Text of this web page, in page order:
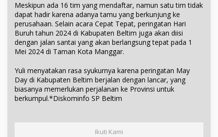
Meskipun ada 16 tim yang mendaftar, namun satu tim tidak
dapat hadir karena adanya tamu yang berkunjung ke
perusahaan. Selain acara Cepat Tepat, peringatan Hari
Buruh tahun 2024 di Kabupaten Beltim juga akan diisi
dengan jalan santai yang akan berlangsung tepat pada 1
Mei 2024 di Taman Kota Manggar.
Yuli menyatakan rasa syukurnya karena peringatan May
Day di Kabupaten Beltim berjalan dengan lancar, yang
biasanya memerlukan perjalanan ke Provinsi untuk
berkumpul.*Diskominfo SP Beltim
Ikuti Kami